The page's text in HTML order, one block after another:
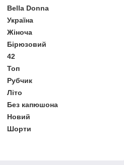
Bella Donna
Україна
Жіноча
Бірюзовий
42
Топ
Рубчик
Літо
Без капюшона
Новий
Шорти